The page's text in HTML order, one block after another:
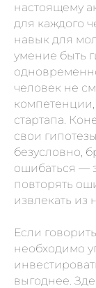
настоящему
для каждого
навык для
умение быть
человек не
компетенции,
стартапа.
свои
безусловно,
ошибаться —
повторять
извлекать из
Если
необходимо
выгоднее.
YOUTUBE